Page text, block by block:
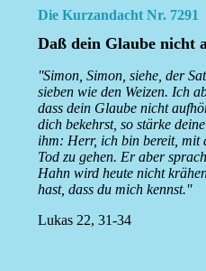
Die Kurzandacht Nr. 7291
Daß dein Glaube nicht
''Simon, Simon, siehe, der
sieben wie den Weizen. Ich
dass dein Glaube nicht
dich bekehrst, so stärke
ihm: Herr, ich bin bereit, mit
Tod zu gehen. Er aber
Hahn wird heute nicht
hast, dass du mich kennst.''
Lukas 22, 31-34